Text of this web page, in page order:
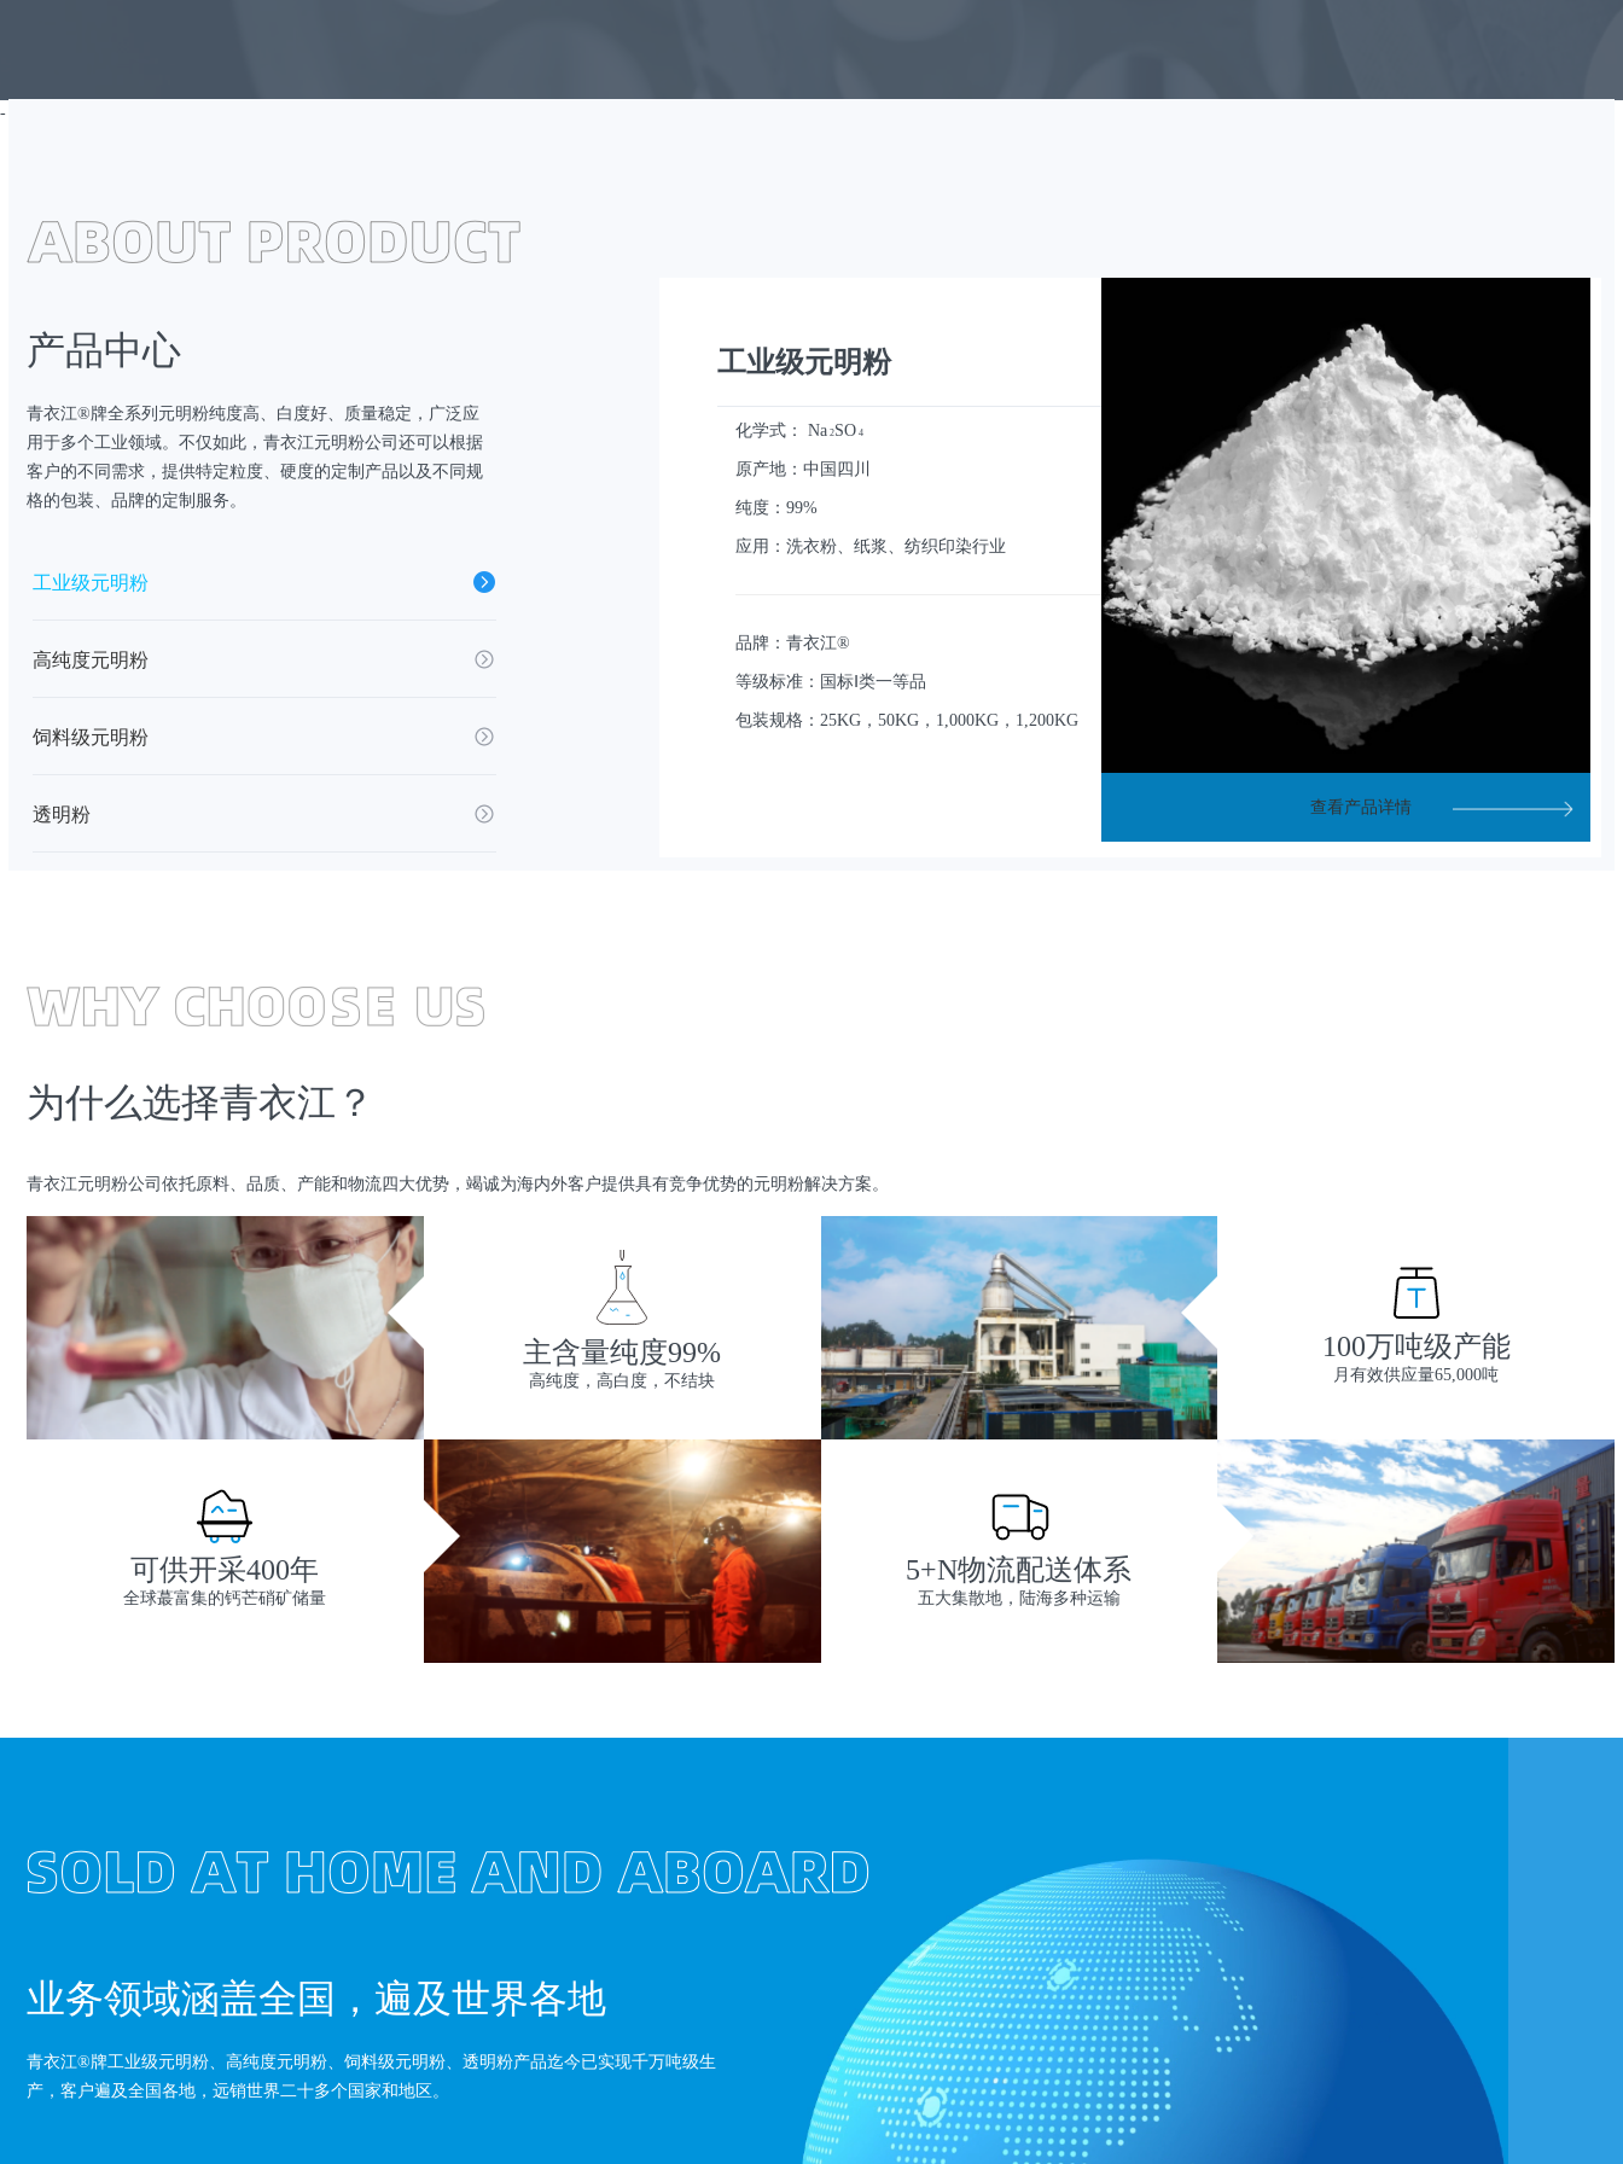
-
产品中心
青衣江®牌全系列元明粉纯度高、白度好、质量稳定，广泛应
用于多个工业领域。不仅如此，青衣江元明粉公司还可以根据
客户的不同需求，提供特定粒度、硬度的定制产品以及不同规
格的包装、品牌的定制服务。
工业级元明粉
高纯度元明粉
饲料级元明粉
透明粉
工业级元明粉
化学式： Na 2SO 4
原产地：中国四川
纯度：99%
应用：洗衣粉、纸浆、纺织印染行业
品牌：青衣江®
等级标准：国标Ⅰ类一等品
包装规格：25KG，50KG，1,000KG，1,200KG
查看产品详情
为什么选择青衣江？
青衣江元明粉公司依托原料、品质、产能和物流四大优势，竭诚为海内外客户提供具有竞争优势的元明粉解决方案。
主含量纯度99%
高纯度，高白度，不结块
100万吨级产能
月有效供应量65,000吨
可供开采400年
全球蕞富集的钙芒硝矿储量
5+N物流配送体系
五大集散地，陆海多种运输
业务领域涵盖全国，遍及世界各地
青衣江®牌工业级元明粉、高纯度元明粉、饲料级元明粉、透明粉产品迄今已实现千万吨级生
产，客户遍及全国各地，远销世界二十多个国家和地区。